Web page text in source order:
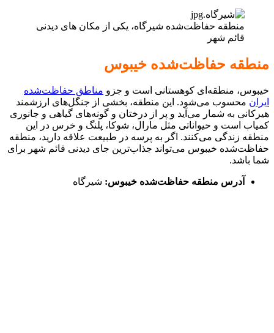
منطقه حفاظت‌شده شیرگاه، یکی از مکان های دیدنی
قائم شهر
منطقه حفاظت‌شده خیبوس
خیبوس، منطقه‌ای کوهستانی است و جزو مناطق حفاظت‌شده
ایران محسوب می‌شود. این منطقه، بخشی از جنگل‌های ارزشمند
هیرکانی به شمار می‌آید و پر از درختان و گونه‌های گیاهی و جانوری
کمیاب است و حیواناتی مثل مارال، شوکا، پلنگ و خرس در این
منطقه زندگی می‌کنند. اگر به پرسه در طبیعت علاقه‌ دارید، منطقه
حفاظت‌شده خیبوس می‌تواند جذاب‌ترین جای دیدنی قائم شهر برای
شما باشد.
آدرس منطقه حفاظت‌شده خیبوس: شیرگاه